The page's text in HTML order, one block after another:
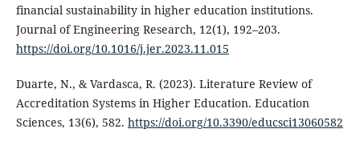
financial sustainability in ‎higher education institutions.
Journal of Engineering Research, 12(1), 192–203.
https://doi.org/10.1016/j.jer.2023.11.015
Duarte, N., & Vardasca, R. (2023). Literature Review of
Accreditation Systems in Higher Education. Education
Sciences, 13(6), 582. https://doi.org/10.3390/educsci13060582